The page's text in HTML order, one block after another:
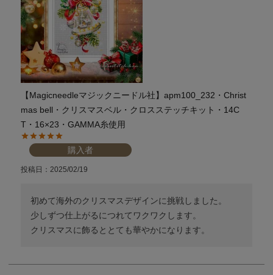
【Magicneedleマジックニードル社】apm100_232・Christ
mas bell・クリスマスベル・クロスステッチキット・14C
T・16×23・GAMMA糸使用
購入者
投稿日 2025/02/19
初めて海外のクリスマスデザインに挑戦しました。
少しずつ仕上がるにつれてワクワクします。
クリスマスに飾るととても華やかになります。